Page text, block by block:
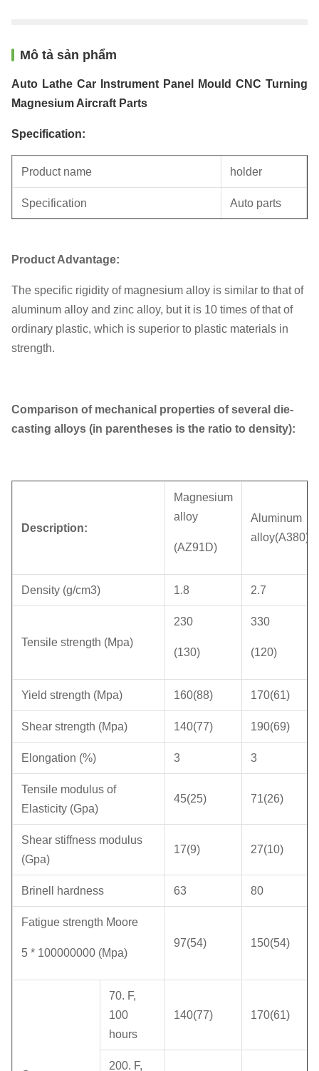
Mô tả sản phẩm
Auto Lathe Car Instrument Panel Mould CNC Turning
Magnesium Aircraft Parts
Specification:
Product name holder
Specification Auto parts
Product Advantage:
The specific rigidity of magnesium alloy is similar to that of
aluminum alloy and zinc alloy, but it is 10 times of that of
ordinary plastic, which is superior to plastic materials in
strength.
Comparison of mechanical properties of several die-
casting alloys (in parentheses is the ratio to density):
Description:
Magnesium
alloy
(AZ91D)
Aluminum
alloy(A380)
Density (g/cm3) 1.8 2.7
Tensile strength (Mpa)
230
(130)
330
(120)
Yield strength (Mpa) 160(88) 170(61)
Shear strength (Mpa) 140(77) 190(69)
Elongation (%) 3 3
Tensile modulus of
Elasticity (Gpa)
45(25) 71(26)
Shear stiffness modulus
(Gpa)
17(9) 27(10)
Brinell hardness 63 80
Fatigue strength Moore
5 * 100000000 (Mpa)
97(54) 150(54)
70. F,
100
hours
140(77) 170(61)
200. F,